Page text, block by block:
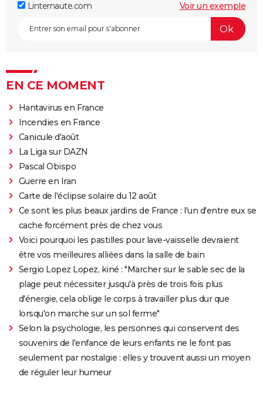
Linternaute.com Voir un exemple
EN CE MOMENT
Hantavirus en France
Incendies en France
Canicule d'août
La Liga sur DAZN
Pascal Obispo
Guerre en Iran
Carte de l'éclipse solaire du 12 août
Ce sont les plus beaux jardins de France : l'un d'entre eux se
cache forcément près de chez vous
Voici pourquoi les pastilles pour lave-vaisselle devraient
être vos meilleures alliées dans la salle de bain
Sergio Lopez Lopez, kiné : "Marcher sur le sable sec de la
plage peut nécessiter jusqu'à près de trois fois plus
d'énergie, cela oblige le corps à travailler plus dur que
lorsqu'on marche sur un sol ferme"
Selon la psychologie, les personnes qui conservent des
souvenirs de l'enfance de leurs enfants ne le font pas
seulement par nostalgie : elles y trouvent aussi un moyen
de réguler leur humeur